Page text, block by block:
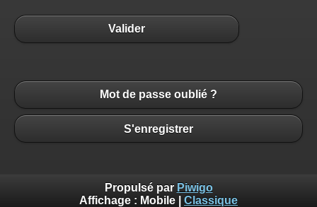
Valider
Mot de passe oublié ?
S'enregistrer
Propulsé par Piwigo
Affichage : Mobile Classique